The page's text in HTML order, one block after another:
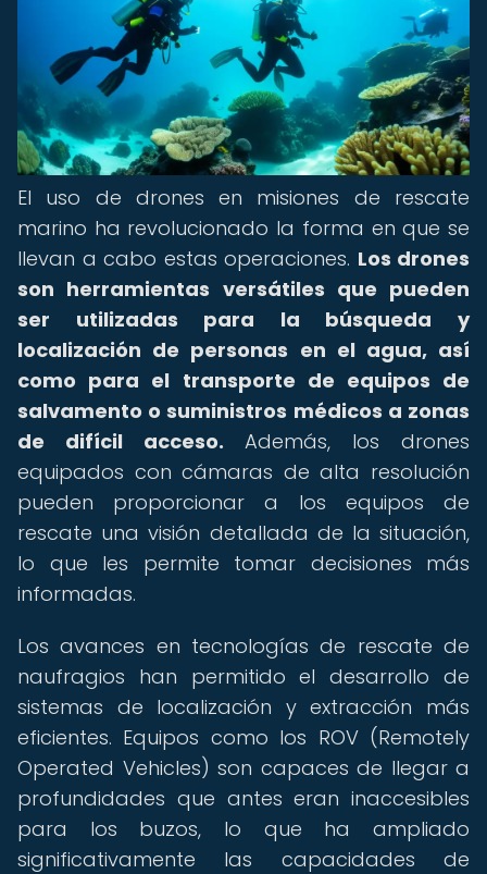
El uso de drones en misiones de rescate
marino ha revolucionado la forma en que se
llevan a cabo estas operaciones. Los drones
son herramientas versátiles que pueden
ser utilizadas para la búsqueda y
localización de personas en el agua, así
como para el transporte de equipos de
salvamento o suministros médicos a zonas
de difícil acceso. Además, los drones
equipados con cámaras de alta resolución
pueden proporcionar a los equipos de
rescate una visión detallada de la situación,
lo que les permite tomar decisiones más
informadas.
Los avances en tecnologías de rescate de
naufragios han permitido el desarrollo de
sistemas de localización y extracción más
eficientes. Equipos como los ROV (Remotely
Operated Vehicles) son capaces de llegar a
profundidades que antes eran inaccesibles
para los buzos, lo que ha ampliado
significativamente las capacidades de